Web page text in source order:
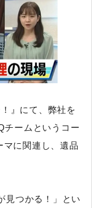
』にて、弊社を
チームというコー
に関連し、遺品
見つかる！」とい